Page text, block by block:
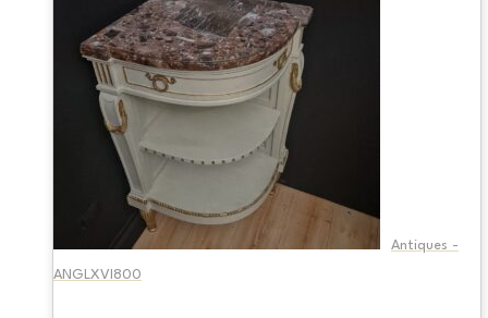
Antiques -
ANGLXVI800